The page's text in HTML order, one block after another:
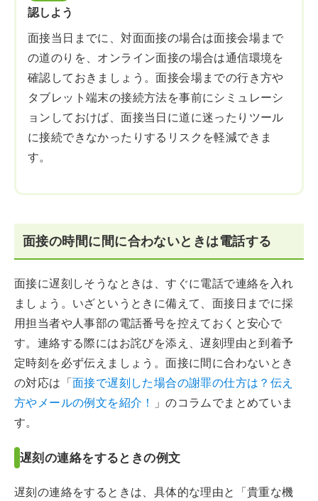
認しよう
面接当日までに、対面面接の場合は面接会場まで
の道のりを、オンライン面接の場合は通信環境を
確認しておきましょう。面接会場までの行き方や
タブレット端末の接続方法を事前にシミュレーシ
ョンしておけば、面接当日に道に迷ったりツール
に接続できなかったりするリスクを軽減できま
す。
面接の時間に間に合わないときは電話する
面接に遅刻しそうなときは、すぐに電話で連絡を入れ
ましょう。いざというときに備えて、面接日までに採
用担当者や人事部の電話番号を控えておくと安心で
す。連絡する際にはお詫びを添え、遅刻理由と到着予
定時刻を必ず伝えましょう。面接に間に合わないとき
の対応は「面接で遅刻した場合の謝罪の仕方は？伝え
方やメールの例文を紹介！
」のコラムでまとめていま
す。
遅刻の連絡をするときの例文
遅刻の連絡をするときは、具体的な理由と「貴重な機